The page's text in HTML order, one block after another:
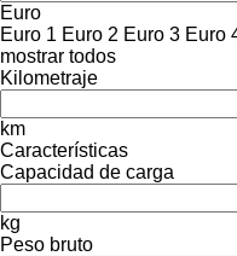
Euro
Euro 1 Euro 2 Euro 3 Euro
mostrar todos
Kilometraje
km
Características
Capacidad de carga
kg
Peso bruto